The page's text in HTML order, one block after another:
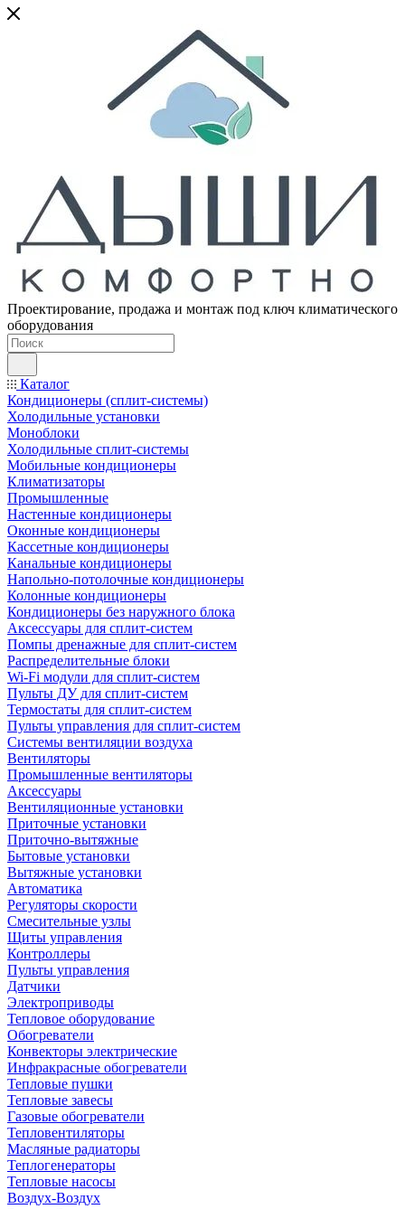
Проектирование, продажа и монтаж под ключ климатического
оборудования
Каталог
Кондиционеры (сплит-системы)
Холодильные установки
Моноблоки
Холодильные сплит-системы
Мобильные кондиционеры
Климатизаторы
Промышленные
Настенные кондиционеры
Оконные кондиционеры
Кассетные кондиционеры
Канальные кондиционеры
Напольно-потолочные кондиционеры
Колонные кондиционеры
Кондиционеры без наружного блока
Аксессуары для сплит-систем
Помпы дренажные для сплит-систем
Распределительные блоки
Wi-Fi модули для сплит-систем
Пульты ДУ для сплит-систем
Термостаты для сплит-систем
Пульты управления для сплит-систем
Системы вентиляции воздуха
Вентиляторы
Промышленные вентиляторы
Аксессуары
Вентиляционные установки
Приточные установки
Приточно-вытяжные
Бытовые установки
Вытяжные установки
Автоматика
Регуляторы скорости
Смесительные узлы
Щиты управления
Контроллеры
Пульты управления
Датчики
Электроприводы
Тепловое оборудование
Обогреватели
Конвекторы электрические
Инфракрасные обогреватели
Тепловые пушки
Тепловые завесы
Газовые обогреватели
Тепловентиляторы
Масляные радиаторы
Теплогенераторы
Тепловые насосы
Воздух-Воздух